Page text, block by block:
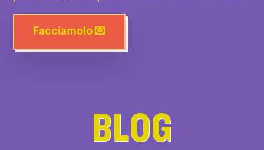
Facciamolo 💌
BLOG